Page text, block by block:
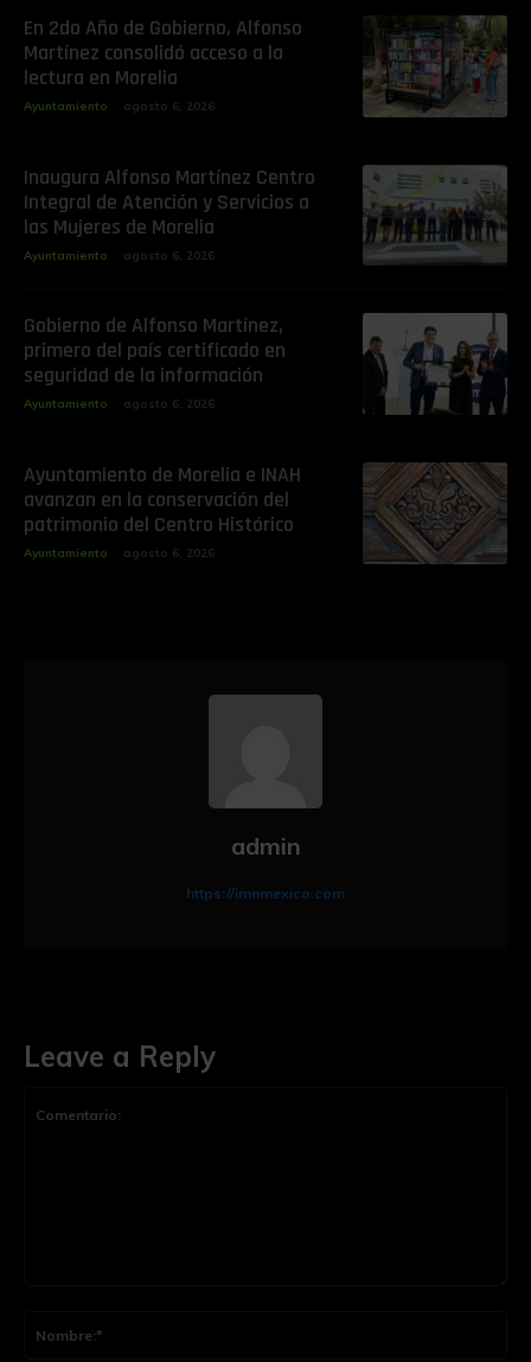
En 2do Año de Gobierno, Alfonso
Martínez consolidó acceso a la
lectura en Morelia
Ayuntamiento agosto 6, 2026
Inaugura Alfonso Martínez Centro
Integral de Atención y Servicios a
las Mujeres de Morelia
Ayuntamiento agosto 6, 2026
Gobierno de Alfonso Martínez,
primero del país certificado en
seguridad de la información
Ayuntamiento agosto 6, 2026
Ayuntamiento de Morelia e INAH
avanzan en la conservación del
patrimonio del Centro Histórico
Ayuntamiento agosto 6, 2026
Leave a Reply
admin
https://imnmexico.com